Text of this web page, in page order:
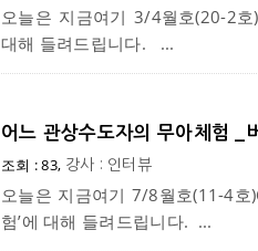
오늘은 지금여기 3/4월호(20-2
대해 들려드립니다. ...
어느 관상수도자의 무아체험 _
조회 : 83, 강사 : 인터뷰
오늘은 지금여기 7/8월호(11-4호
험’에 대해 들려드립니다. ...